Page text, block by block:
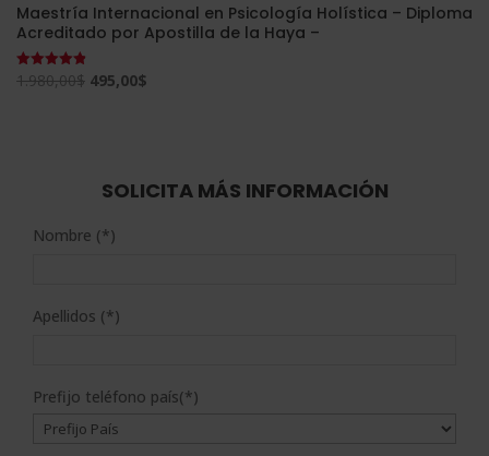
Maestría Internacional en Psicología Holística – Diploma
Acreditado por Apostilla de la Haya –
Valorado
con
1.980,00$ El
1.980,00$.
495,00$
495,00$.
SOLICITA MÁS INFORMACIÓN
Nombre (*)
Apellidos (*)
Prefijo teléfono país(*)